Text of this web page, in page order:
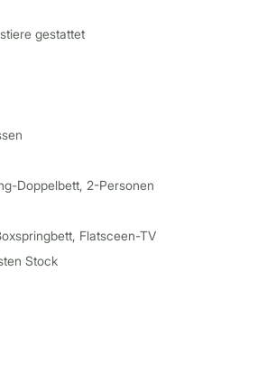
gestattet
Doppelbett, 2-Personen
Flatsceen-TV
Stock